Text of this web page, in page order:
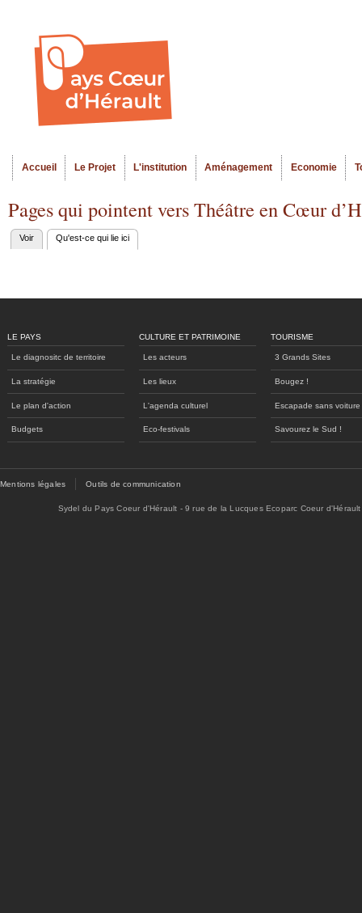
Menu principal
Accueil Le Projet L'institution Aménagement Economie
Pages qui pointent vers Théâtre en Cœur
Onglets
Voir Qu'est-ce qui lie ici
LE PAYS
Le diagnositc de territoire
La stratégie
Le plan d'action
Budgets
CULTURE ET PATRIMOINE
Les acteurs
Les lieux
L'agenda culturel
Eco-festivals
TOURISME
3 Grands Sites
Bougez !
Escapade sans voiture
Savourez le Sud !
Mentions légales Outils de communication
Sydel du Pays Coeur d'Hérault - 9 rue de la Lucques Ecoparc Coeur